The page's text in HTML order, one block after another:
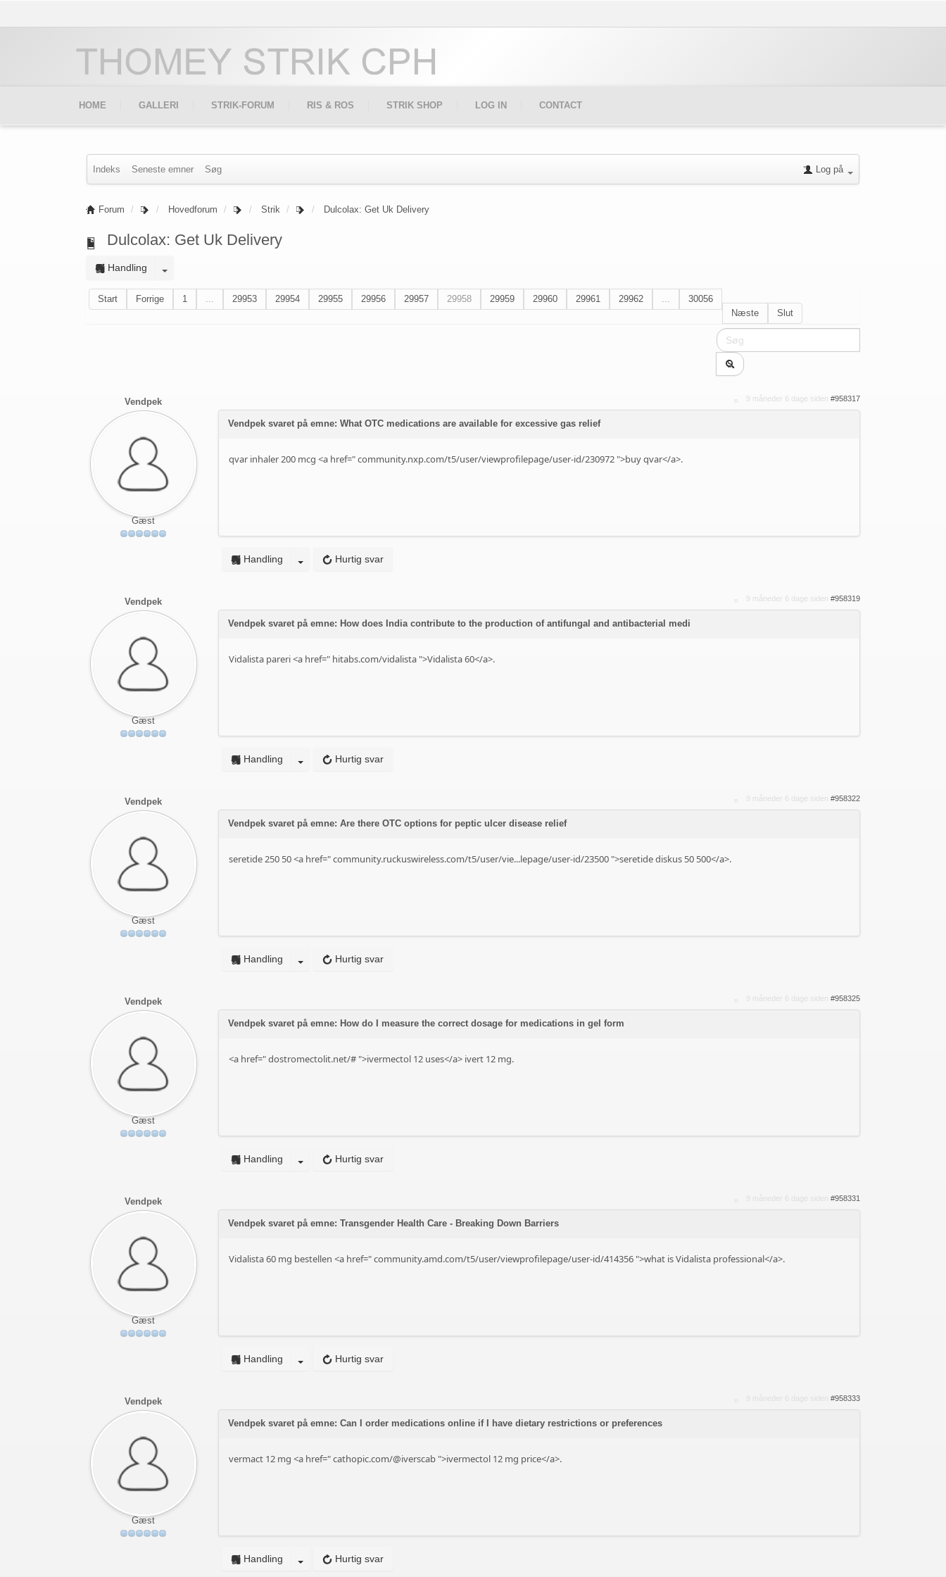
HOME GALLERI STRIK-FORUM RIS & ROS STRIK SHOP LOG IN CONTACT
Indeks Seneste emner Søg Log på
Forum Hovedforum Strik Dulcolax: Get Uk Delivery
Dulcolax: Get Uk Delivery
Handling
Start Forrige 1 ... 29953 29954 29955 29956 29957 29958 29959 29960 29961 29962 ...
30056
Næste
Slut
Vendpek
Gæst
9 måneder 6 dage siden #958317
Vendpek svaret på emne: What OTC medications are available for excessive gas relief
qvar inhaler 200 mcg <a href="community.nxp.com/t5/user/viewprofilepage/user-id/230972 ">buy qvar</a>.
Hurtig svar
Handling
Vendpek
Gæst
9 måneder 6 dage siden #958319
Vendpek svaret på emne: How does India contribute to the production of antifungal and antibacterial medi
Vidalista pareri <a href=" hitabs.com/vidalista ">Vidalista 60</a>.
Hurtig svar
Handling
Vendpek
Gæst
9 måneder 6 dage siden #958322
Vendpek svaret på emne: Are there OTC options for peptic ulcer disease relief
seretide 250 50 <a href="community.ruckuswireless.com/t5/user/vie...lepage/user-id/23500 ">seretide diskus 50 500</a>.
Hurtig svar
Handling
Vendpek
Gæst
9 måneder 6 dage siden #958325
Vendpek svaret på emne: How do I measure the correct dosage for medications in gel form
<a href="dostromectolit.net/# ">ivermectol 12 uses</a> ivert 12 mg.
Hurtig svar
Handling
Vendpek
Gæst
#958331
Vendpek svaret på emne: Transgender Health Care - Breaking Down Barriers
Vidalista 60 mg bestellen <a href="community.amd.com/t5/user/viewprofilepage/user-id/414356 ">what is Vidalista professional</a>.
Hurtig svar
Handling
Vendpek
Gæst
#958333
Vendpek svaret på emne: Can I order medications online if I have dietary restrictions or preferences
vermact 12 mg <a href="cathopic.com/@iverscab ">ivermectol 12 mg price</a>.
Hurtig svar
Handling